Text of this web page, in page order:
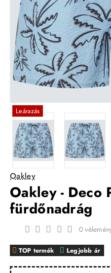
Leárazás
Oakley
Oakley - Deco
fürdőnadrág
TOP termék Legjobb ár
0